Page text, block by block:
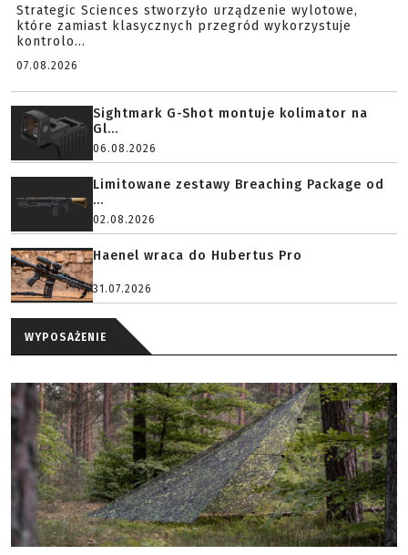
Strategic Sciences stworzyło urządzenie wylotowe,
które zamiast klasycznych przegród wykorzystuje
kontrolo...
07.08.2026
Sightmark G-Shot montuje kolimator na
Gl...
06.08.2026
Limitowane zestawy Breaching Package od
...
02.08.2026
Haenel wraca do Hubertus Pro
31.07.2026
WYPOSAŻENIE